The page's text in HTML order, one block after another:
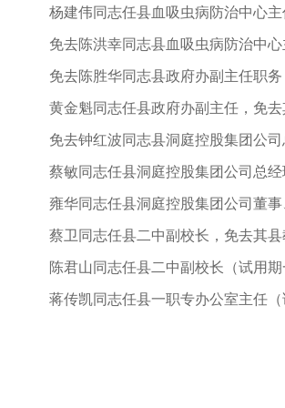
杨建伟同志任县血吸虫病防治中心主
免去陈洪幸同志县血吸虫病防治中心
免去陈胜华同志县政府办副主任职务
黄金魁同志任县政府办副主任，免去
免去钟红波同志县洞庭控股集团公司
蔡敏同志任县洞庭控股集团公司总经
雍华同志任县洞庭控股集团公司董事
蔡卫同志任县二中副校长，免去其县
陈君山同志任县二中副校长（试用期
蒋传凯同志任县一职专办公室主任（